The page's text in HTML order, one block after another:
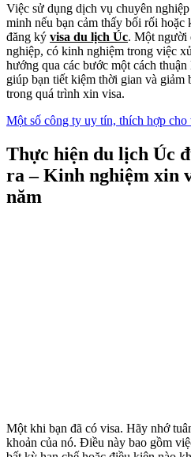
Việc sử dụng dịch vụ chuyên
minh nếu bạn cảm thấy bối rối hoặc
đăng ký visa du lịch Úc. Một người
nghiệp, có kinh nghiệm trong việc
hướng qua các bước một cách
giúp bạn tiết kiệm thời gian và giảm
trong quá trình xin visa.
Một số công ty uy tín, thích hợp
Thực hiện du lịch Úc
ra – Kinh nghiệm xin
năm
Một khi bạn đã có visa. Hãy nhớ
khoản của nó. Điều này bao gồm